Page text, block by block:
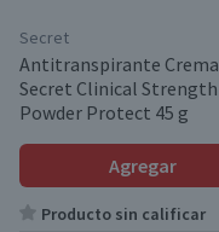
Secret
Antitranspirante Crema
Secret Clinical Strength
Powder Protect 45 g
Agregar
Producto sin calificar